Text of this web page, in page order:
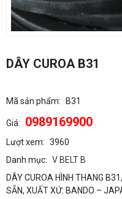
DÂY CUROA B31
Mã sản phẩm: B31
Giá: 0989169900
Lượt xem: 3960
Danh mục: V BELT B
DÂY CUROA HÌNH THANG
SẴN, XUẤT XỨ: BANDO –